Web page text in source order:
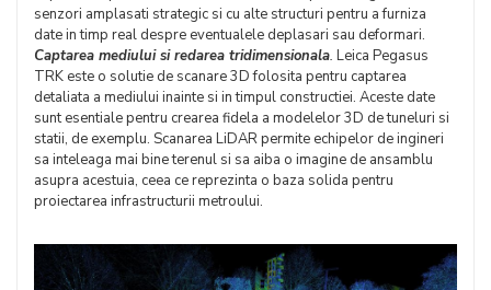
senzori amplasati strategic si cu alte structuri pentru a furniza
date in timp real despre eventualele deplasari sau deformari.
Captarea mediului si redarea tridimensionala. Leica Pegasus
TRK este o solutie de scanare 3D folosita pentru captarea
detaliata a mediului inainte si in timpul constructiei. Aceste date
sunt esentiale pentru crearea fidela a modelelor 3D de tuneluri si
statii, de exemplu. Scanarea LiDAR permite echipelor de ingineri
sa inteleaga mai bine terenul si sa aiba o imagine de ansamblu
asupra acestuia, ceea ce reprezinta o baza solida pentru
proiectarea infrastructurii metroului.